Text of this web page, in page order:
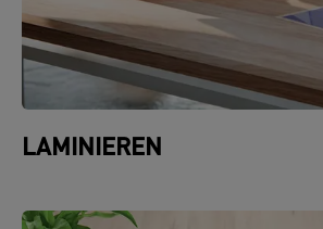
LAMINIEREN